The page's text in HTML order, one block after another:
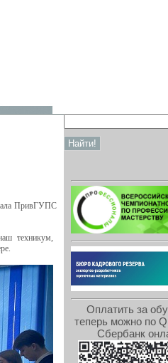
ПривГУПС
техникум,
Оплатить за
теперь можно по
Сбербанк